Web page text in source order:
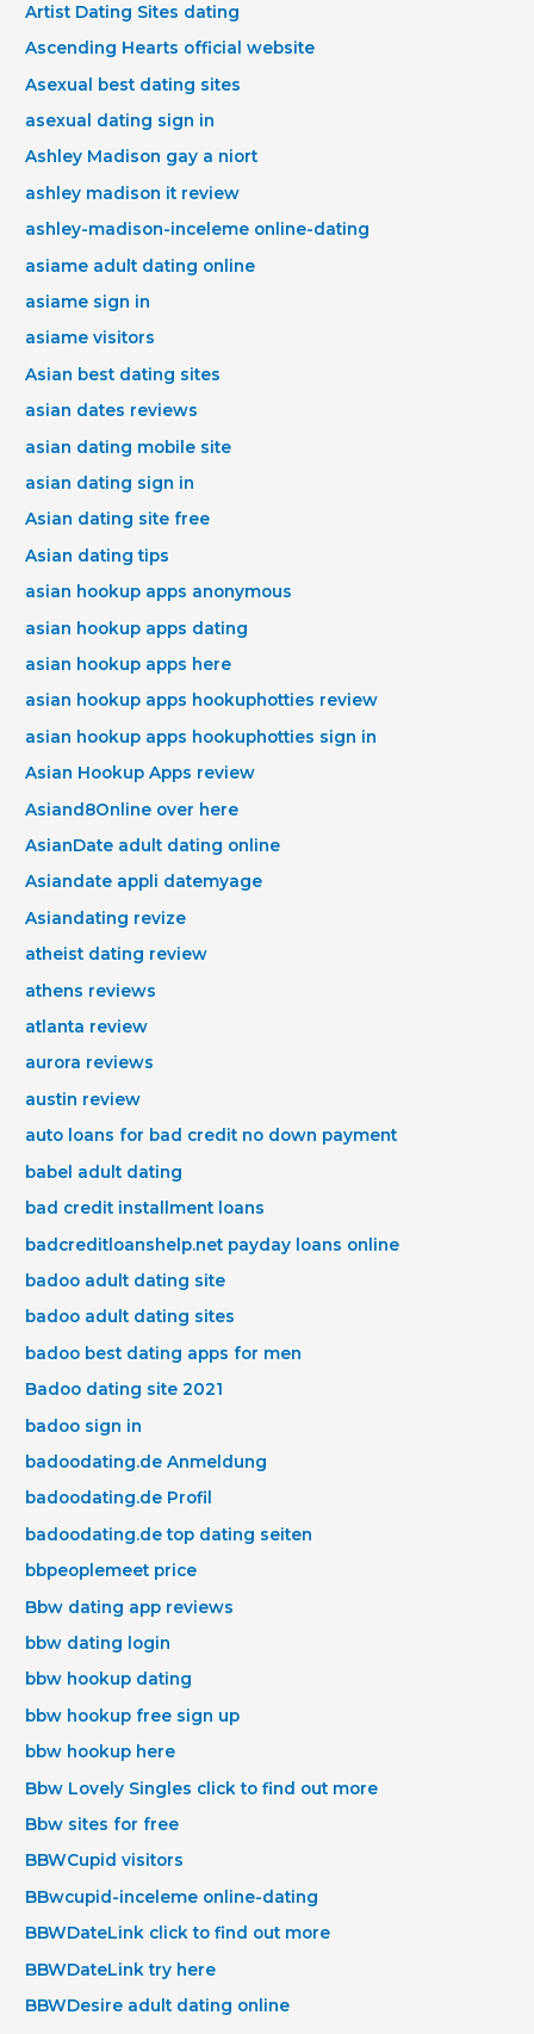
Artist Dating Sites dating
Ascending Hearts official website
Asexual best dating sites
asexual dating sign in
Ashley Madison gay a niort
ashley madison it review
ashley-madison-inceleme online-dating
asiame adult dating online
asiame sign in
asiame visitors
Asian best dating sites
asian dates reviews
asian dating mobile site
asian dating sign in
Asian dating site free
Asian dating tips
asian hookup apps anonymous
asian hookup apps dating
asian hookup apps here
asian hookup apps hookuphotties review
asian hookup apps hookuphotties sign in
Asian Hookup Apps review
Asiand8Online over here
AsianDate adult dating online
Asiandate appli datemyage
Asiandating revize
atheist dating review
athens reviews
atlanta review
aurora reviews
austin review
auto loans for bad credit no down payment
babel adult dating
bad credit installment loans
badcreditloanshelp.net payday loans online
badoo adult dating site
badoo adult dating sites
badoo best dating apps for men
Badoo dating site 2021
badoo sign in
badoodating.de Anmeldung
badoodating.de Profil
badoodating.de top dating seiten
bbpeoplemeet price
Bbw dating app reviews
bbw dating login
bbw hookup dating
bbw hookup free sign up
bbw hookup here
Bbw Lovely Singles click to find out more
Bbw sites for free
BBWCupid visitors
BBwcupid-inceleme online-dating
BBWDateLink click to find out more
BBWDateLink try here
BBWDesire adult dating online